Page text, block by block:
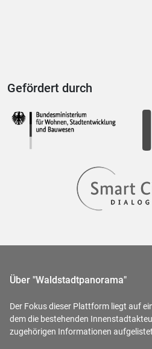
Gefördert durch
Über "Waldstadtpanorama"
Der Fokus dieser Plattform liegt auf
dem die bestehenden
zugehörigen Informationen